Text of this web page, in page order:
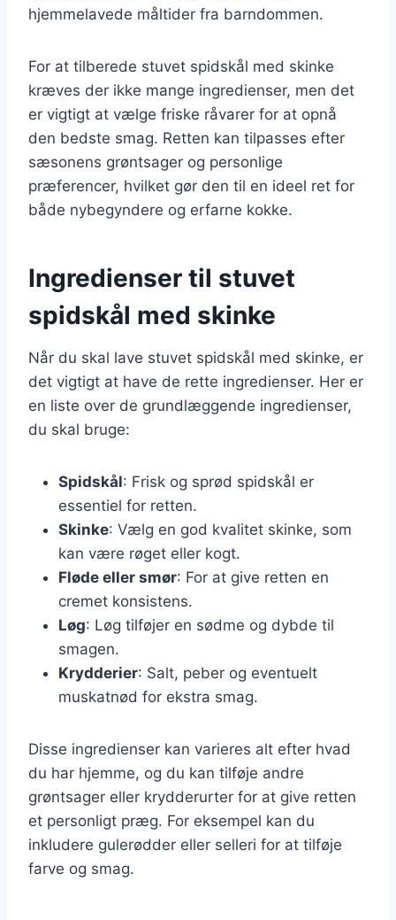
hjemmelavede måltider fra barndommen.
For at tilberede stuvet spidskål med skinke
kræves der ikke mange ingredienser, men det
er vigtigt at vælge friske råvarer for at opnå
den bedste smag. Retten kan tilpasses efter
sæsonens grøntsager og personlige
præferencer, hvilket gør den til en ideel ret for
både nybegyndere og erfarne kokke.
Ingredienser til stuvet
spidskål med skinke
Når du skal lave stuvet spidskål med skinke, er
det vigtigt at have de rette ingredienser. Her er
en liste over de grundlæggende ingredienser,
du skal bruge:
Spidskål: Frisk og sprød spidskål er
essentiel for retten.
Skinke: Vælg en god kvalitet skinke, som
kan være røget eller kogt.
Fløde eller smør: For at give retten en
cremet konsistens.
Løg: Løg tilføjer en sødme og dybde til
smagen.
Krydderier: Salt, peber og eventuelt
muskatnød for ekstra smag.
Disse ingredienser kan varieres alt efter hvad
du har hjemme, og du kan tilføje andre
grøntsager eller krydderurter for at give retten
et personligt præg. For eksempel kan du
inkludere gulerødder eller selleri for at tilføje
farve og smag.